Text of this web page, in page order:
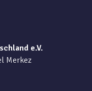
e.V.
Merkez